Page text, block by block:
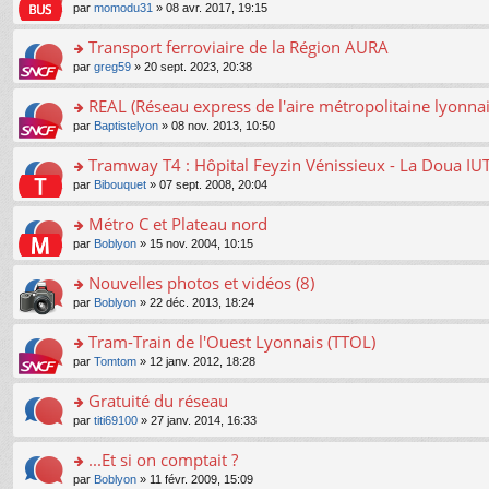
c
e
nt
pl
u
ré
c
e
nt
n
lu
le
pl
u
ré
c
e
nt
g
e
n
n
lu
le
pl
u
ré
c
e
nt
e
a
g
e
n
n
lu
le
pl
u
ré
c
e
nt
er
le
m
e
a
g
e
n
n
lu
le
pl
u
ré
c
e
nt
o
n
ult
er
le
m
e
a
g
e
n
n
lu
le
pl
u
ré
c
e
nt
par momodu31 » 08 avr. 2017, 19:15
o
n
ult
er
le
m
e
a
g
e
n
n
lu
le
pl
u
ré
c
e
nt
Transport ferroviaire de la Région AURA
par greg59 » 20 sept. 2023, 20:38
o
n
ult
er
le
m
e
a
g
e
n
n
lu
le
pl
u
ré
c
REAL (Réseau express de l'aire métropolitaine
par Baptistelyon » 08 nov. 2013, 10:50
o
n
ult
er
le
m
e
a
g
e
n
n
lu
le
pl
Tramway T4 : Hôpital Feyzin Vénissieux - La Doua
par Bibouquet » 07 sept. 2008, 20:04
o
n
ult
er
le
m
e
a
g
e
n
Métro C et Plateau nord
par Boblyon » 15 nov. 2004, 10:15
o
n
ult
er
le
m
e
a
g
Nouvelles photos et vidéos (8)
par Boblyon » 22 déc. 2013, 18:24
o
n
ult
er
le
m
e
Tram-Train de l'Ouest Lyonnais (TTOL)
par Tomtom » 12 janv. 2012, 18:28
o
n
ult
er
Gratuité du réseau
par titi69100 » 27 janv. 2014, 16:33
o
...Et si on comptait ?
par Boblyon » 11 févr. 2009, 15:09